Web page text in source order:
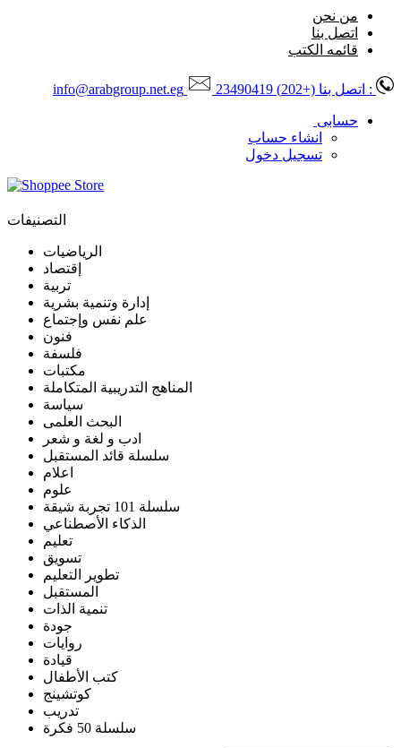
من نحن
اتصل بنا
قائمه الكتب
: اتصل بنا (+202) 23490419
info@arabgroup.net.eg
حسابى
انشاء حساب
تسجيل دخول
التصنيفات
الرياضيات
إقتصاد
تربية
إدارة وتنمية بشرية
علم نفس وإجتماع
فنون
فلسفة
مكتبات
المناهج التدريبية المتكاملة
سياسة
البحث العلمى
ادب و لغة و شعر
سلسلة قائد المستقبل
اعلام
علوم
سلسلة 101 تجربة شيقة
الذكاء الأصطناعي
تعليم
تسويق
تطوير التعليم
المستقبل
تنمية الذات
جودة
روايات
قيادة
كتب الأطفال
كوتشينج
تدريب
سلسلة 50 فكرة